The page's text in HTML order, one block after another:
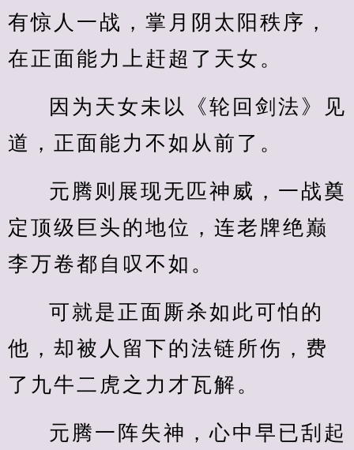
有惊人一战，掌月阴太阳秩序，
在正面能力上赶超了天女。
因为天女未以《轮回剑法》见
道，正面能力不如从前了。
元腾则展现无匹神威，一战奠
定顶级巨头的地位，连老牌绝巅
李万卷都自叹不如。
可就是正面厮杀如此可怕的
他，却被人留下的法链所伤，费
了九牛二虎之力才瓦解。
元腾一阵失神，心中早已刮起